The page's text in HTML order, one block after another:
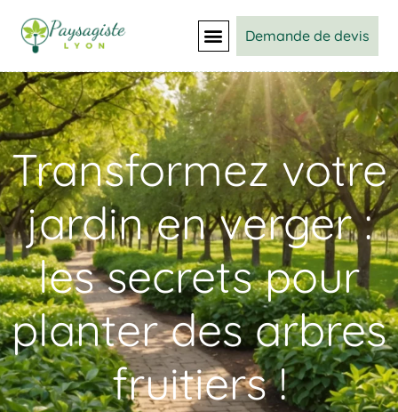
Demande de devis
Transformez votre
jardin en verger :
les secrets pour
planter des arbres
fruitiers !